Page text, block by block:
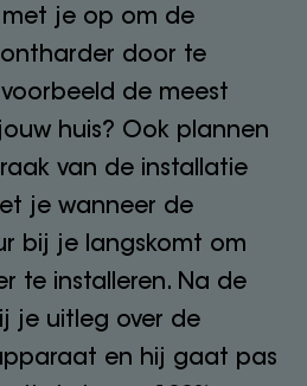
je op om de
door te
de meest
huis? Ook plannen
van de installatie
je wanneer de
bij je langskomt om
te installeren. Na de
je uitleg over de
en hij gaat pas